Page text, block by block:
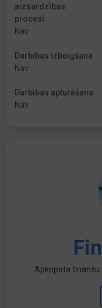
aizsardzības
procesi
Nav
Darbības izbeigšana
Nav
Darbības apturēšana
Nav
Apkopota finanšu